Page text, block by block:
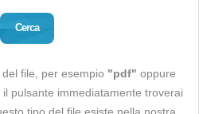
Cerca
del file, per esempio "pdf" oppure
pulsante immediatamente troverai